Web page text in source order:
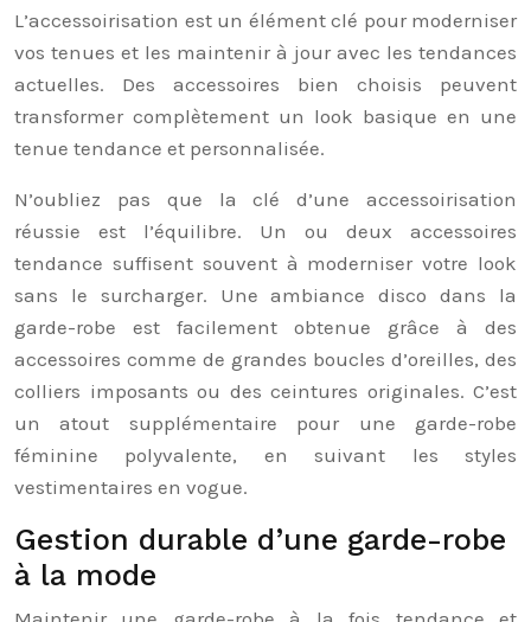
L’accessoirisation est un élément clé pour moderniser
vos tenues et les maintenir à jour avec les tendances
actuelles. Des accessoires bien choisis peuvent
transformer complètement un look basique en une
tenue tendance et personnalisée.
N’oubliez pas que la clé d’une accessoirisation
réussie est l’équilibre. Un ou deux accessoires
tendance suffisent souvent à moderniser votre look
sans le surcharger. Une ambiance disco dans la
garde-robe est facilement obtenue grâce à des
accessoires comme de grandes boucles d’oreilles, des
colliers imposants ou des ceintures originales. C’est
un atout supplémentaire pour une garde-robe
féminine polyvalente, en suivant les styles
vestimentaires en vogue.
Gestion durable d’une garde-robe
à la mode